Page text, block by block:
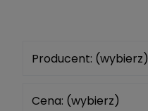
Producent: (wybierz)
Cena: (wybierz)